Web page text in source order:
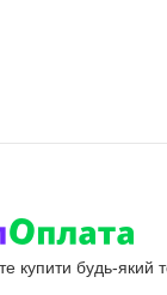
купити будь-який